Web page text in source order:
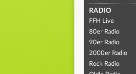
RADIO
FFH Live
80er Radio
90er Radio
2000er Radio
Rock Radio